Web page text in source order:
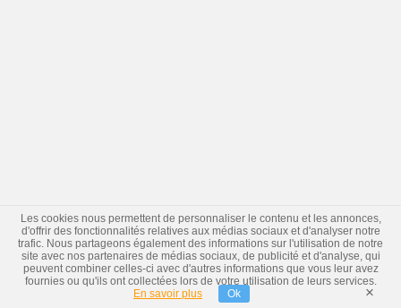
Les cookies nous permettent de personnaliser le contenu et les annonces,
d'offrir des fonctionnalités relatives aux médias sociaux et d'analyser notre
trafic. Nous partageons également des informations sur l'utilisation de notre
site avec nos partenaires de médias sociaux, de publicité et d'analyse, qui
peuvent combiner celles-ci avec d'autres informations que vous leur avez
fournies ou qu'ils ont collectées lors de votre utilisation de leurs services.
En savoir plus
Ok ×